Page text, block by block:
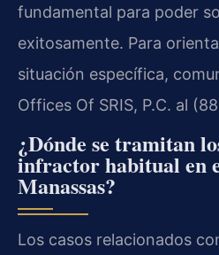
fundamental para poder
exitosamente. Para
situación específica,
Offices Of SRIS, P.C. al
¿Dónde se tramitan
infractor habitual en
Manassas?
Los casos relacionados